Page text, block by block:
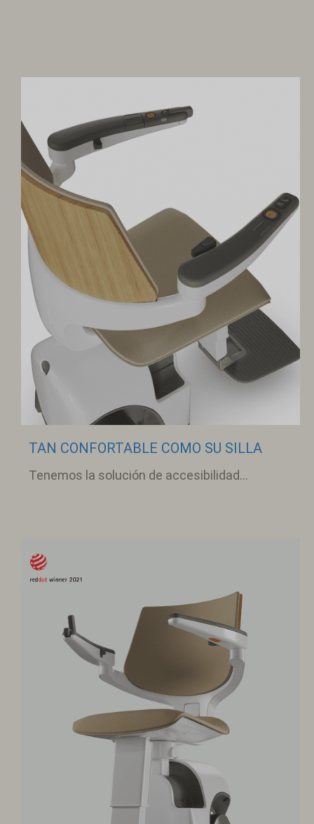
TAN CONFORTABLE COMO SU SILLA
Tenemos la solución de accesibilidad...